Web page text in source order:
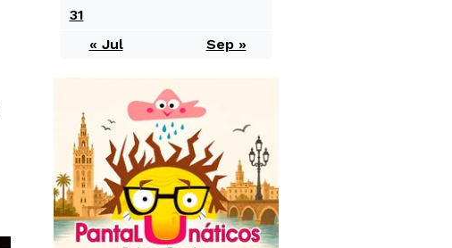
31
« Jul
Sep »